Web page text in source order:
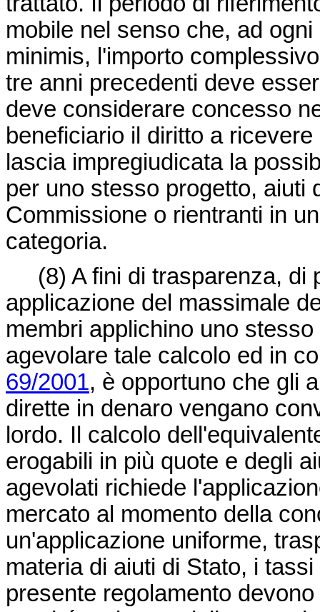
mobile nel senso che, ad
minimis, l'importo
tre anni precedenti deve
deve considerare concesso
beneficiario il diritto a
lascia impregiudicata la
per uno stesso progetto, aiuti
Commissione o rientranti in
categoria.
(8) A fini di trasparenza, di
applicazione del massimale
membri applichino uno
agevolare tale calcolo ed in
69/2001, è opportuno che gli
dirette in denaro vengano
lordo. Il calcolo
erogabili in più quote e degli
agevolati richiede
mercato al momento della
un'applicazione uniforme,
materia di aiuti di Stato, i
presente regolamento